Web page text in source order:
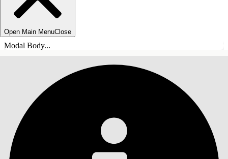
Open Main MenuClose
Modal Body...
目錄